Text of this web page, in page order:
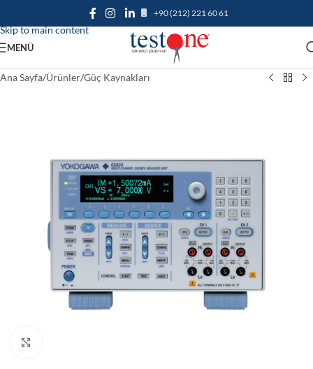
Skip to main content
+90 (212) 221 60 61
MENÜ
Ana Sayfa/Ürünler/Güç Kaynakları